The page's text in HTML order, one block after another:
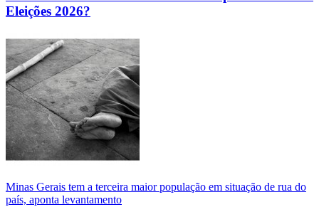
Eleições 2026?
Minas Gerais tem a terceira maior população em situação de rua do
país, aponta levantamento